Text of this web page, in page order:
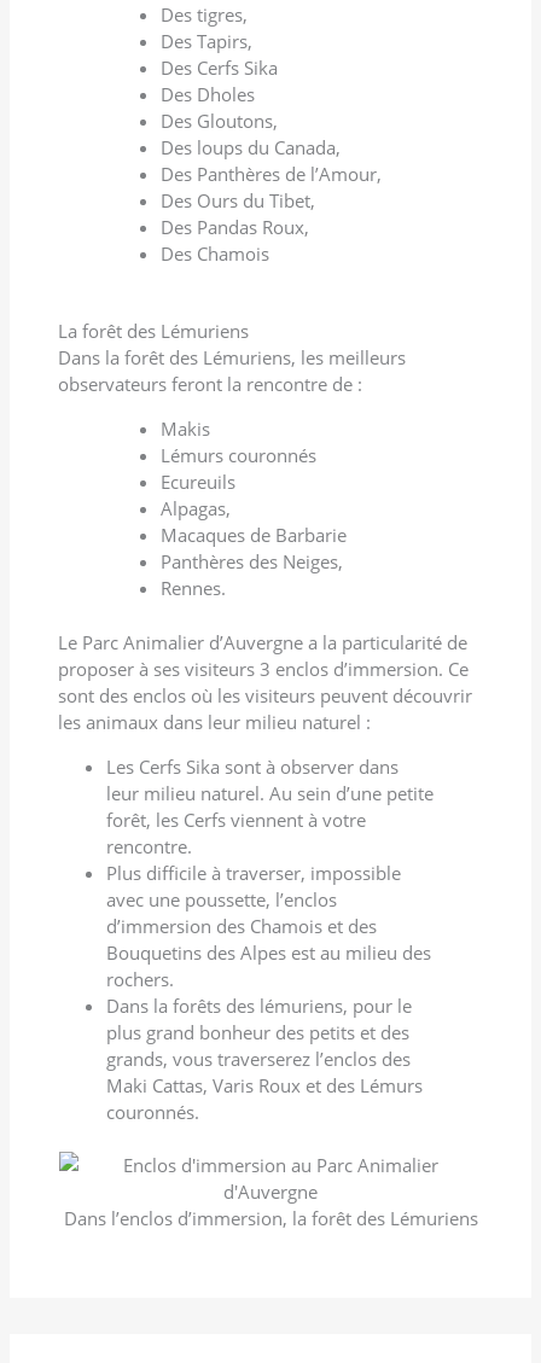
Des tigres,
Des Tapirs,
Des Cerfs Sika
Des Dholes
Des Gloutons,
Des loups du Canada,
Des Panthères de l’Amour,
Des Ours du Tibet,
Des Pandas Roux,
Des Chamois
La forêt des Lémuriens
Dans la forêt des Lémuriens, les meilleurs
observateurs feront la rencontre de :
Makis
Lémurs couronnés
Ecureuils
Alpagas,
Macaques de Barbarie
Panthères des Neiges,
Rennes.
Le Parc Animalier d’Auvergne a la particularité de
proposer à ses visiteurs 3 enclos d’immersion. Ce
sont des enclos où les visiteurs peuvent découvrir
les animaux dans leur milieu naturel :
Les Cerfs Sika sont à observer dans
leur milieu naturel. Au sein d’une petite
forêt, les Cerfs viennent à votre
rencontre.
Plus difficile à traverser, impossible
avec une poussette, l’enclos
d’immersion des Chamois et des
Bouquetins des Alpes est au milieu des
rochers.
Dans la forêts des lémuriens, pour le
plus grand bonheur des petits et des
grands, vous traverserez l’enclos des
Maki Cattas, Varis Roux et des Lémurs
couronnés.
Dans l’enclos d’immersion, la forêt des Lémuriens